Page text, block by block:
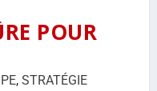
POUR
, STRATÉGIE